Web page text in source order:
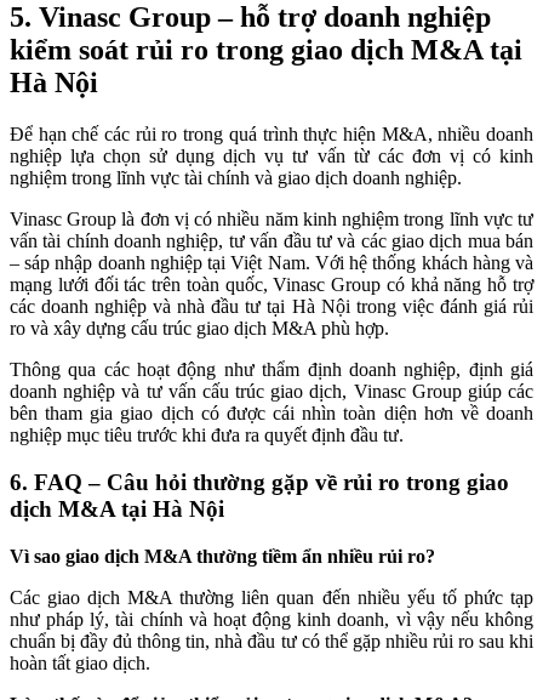
5. Vinasc Group – hỗ trợ doanh nghiệp
kiểm soát rủi ro trong giao dịch M&A tại
Hà Nội
Để hạn chế các rủi ro trong quá trình thực hiện M&A, nhiều doanh
nghiệp lựa chọn sử dụng dịch vụ tư vấn từ các đơn vị có kinh
nghiệm trong lĩnh vực tài chính và giao dịch doanh nghiệp.
Vinasc Group là đơn vị có nhiều năm kinh nghiệm trong lĩnh vực tư
vấn tài chính doanh nghiệp, tư vấn đầu tư và các giao dịch mua bán
– sáp nhập doanh nghiệp tại Việt Nam. Với hệ thống khách hàng và
mạng lưới đối tác trên toàn quốc, Vinasc Group có khả năng hỗ trợ
các doanh nghiệp và nhà đầu tư tại Hà Nội trong việc đánh giá rủi
ro và xây dựng cấu trúc giao dịch M&A phù hợp.
Thông qua các hoạt động như thẩm định doanh nghiệp, định giá
doanh nghiệp và tư vấn cấu trúc giao dịch, Vinasc Group giúp các
bên tham gia giao dịch có được cái nhìn toàn diện hơn về doanh
nghiệp mục tiêu trước khi đưa ra quyết định đầu tư.
6. FAQ – Câu hỏi thường gặp về rủi ro trong giao
dịch M&A tại Hà Nội
Vì sao giao dịch M&A thường tiềm ẩn nhiều rủi ro?
Các giao dịch M&A thường liên quan đến nhiều yếu tố phức tạp
như pháp lý, tài chính và hoạt động kinh doanh, vì vậy nếu không
chuẩn bị đầy đủ thông tin, nhà đầu tư có thể gặp nhiều rủi ro sau khi
hoàn tất giao dịch.